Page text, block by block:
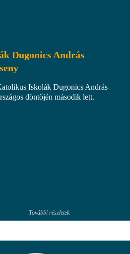
Dugonics András
Iskolák Dugonics András
döntőjén második lett.
További részletek